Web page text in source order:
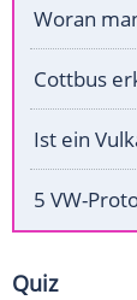
Woran
Cottbus
Ist ein
5 VW-
Quiz